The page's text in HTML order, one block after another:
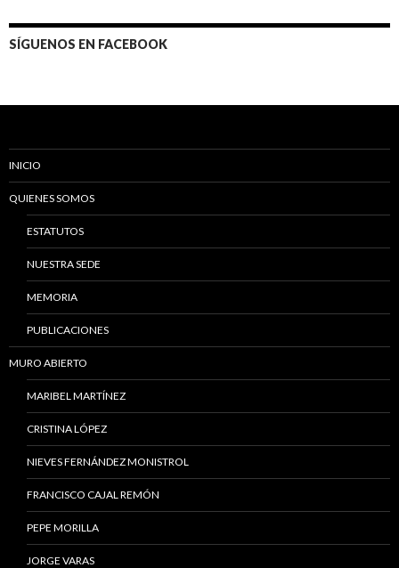
SÍGUENOS EN FACEBOOK
INICIO
QUIENES SOMOS
ESTATUTOS
NUESTRA SEDE
MEMORIA
PUBLICACIONES
MURO ABIERTO
MARIBEL MARTÍNEZ
CRISTINA LÓPEZ
NIEVES FERNÁNDEZ MONISTROL
FRANCISCO CAJAL REMÓN
PEPE MORILLA
JORGE VARAS